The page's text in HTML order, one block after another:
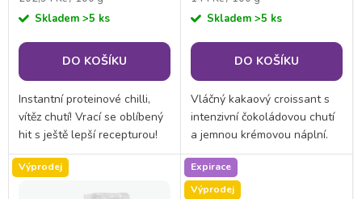
o
d
u
k
r
o
d
u
k
cena:Skladem >5 ks
DO KOŠÍKU
Instantní proteinové chilli,
vítěz chutí! Vrací se oblíbený
hit s ještě lepší recepturou!
Perfektní volba pro všechny
milovníky mexické kuchyně,
cena:Skladem >5 ks
DO KOŠÍKU
Vláčný kakaový croissant s
intenzivní čokoládovou chutí
a jemnou krémovou náplní.
Proteinový croissant Double
Ciok spájí měkké kakaové
těsto s lahodným
Výprodej
Expirace
Výprodej